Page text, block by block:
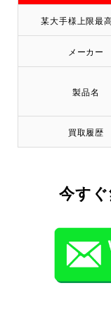
某大手様上限最
メーカー
製品名
買取履歴
今すぐ